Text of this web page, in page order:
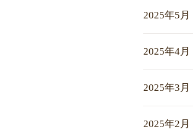
2025年5月
2025年4月
2025年3月
2025年2月